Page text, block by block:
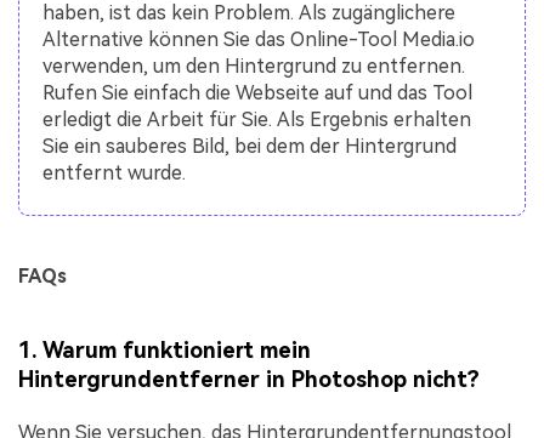
haben, ist das kein Problem. Als zugänglichere
Alternative können Sie das Online-Tool Media.io
verwenden, um den Hintergrund zu entfernen.
Rufen Sie einfach die Webseite auf und das Tool
erledigt die Arbeit für Sie. Als Ergebnis erhalten
Sie ein sauberes Bild, bei dem der Hintergrund
entfernt wurde.
FAQs
1. Warum funktioniert mein
Hintergrundentferner in Photoshop nicht?
Wenn Sie versuchen, das Hintergrundentfernungstool